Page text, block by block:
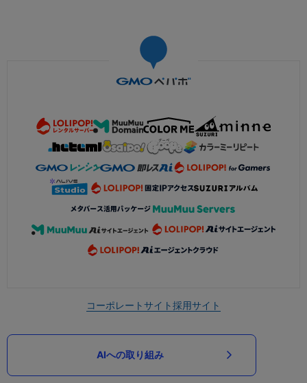
コーポレートサイト採用サイト
AIへの取り組み